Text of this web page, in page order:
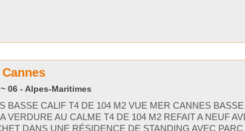
06 - Alpes-Maritimes
BASSE CALIF T4 DE 104 M2 VUE MER CANNES
VERDURE AU CALME T4 DE 104 M2 REFAIT A NEUF
DANS UNE RÉSIDENCE DE STANDING AVEC